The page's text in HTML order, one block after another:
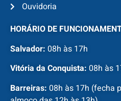
Ouvidoria
HORÁRIO DE
Salvador: 08h às 17h
Vitória da Conquista: 08h às
Barreiras: 08h às 17h (fecha